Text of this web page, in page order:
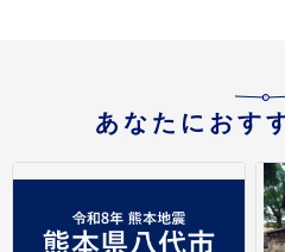
あなたにおす